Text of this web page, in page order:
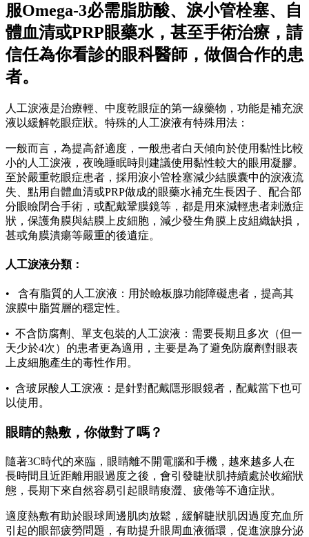
服Omega-3必需脂肪酸、淚小管栓塞、自
體血清或PRP眼藥水，甚至手術治療，請
信任為你看診的眼科醫師，做個合作的患
者。
人工淚液是治療輕、中度乾眼症的第一線藥物，功能是補充淚
液以緩解乾眼症狀。特殊的人工淚液有特殊用法：
一般而言，為提高舒適度，一般患者白天傾向於使用黏性比較
小的人工淚液，夜晚睡眠時則建議使用黏性較大的眼用凝膠。
至於嚴重乾眼症患者，採用淚小管栓塞減少結膜囊中的淚液流
失、點用自體血清或PRP做成的眼藥水補充生長因子、配合部
分眼瞼閉合手術，或配戴鞏膜鏡等，都是用來減輕患者刺激症
狀，保護角膜與結膜上皮細胞，減少發生角膜上皮組織缺損，
甚或角膜潰瘍等嚴重的後遺症。
人工淚液分類：
• 含有脂質的人工淚液：用於瞼板腺功能障礙患者，提高其
淚膜中脂質層的穩定性。
• 不含防腐劑、單支包裝的人工淚液：需要長期且多次（但一
天少於4次）的患者更為適用，主要是為了避免防腐劑對眼表
上皮細胞產生的毒性作用。
• 含玻尿酸人工淚液：是針對配戴隱形眼鏡者，配戴當下也可
以使用。
眼睛的熱敷，你做對了嗎？
隨著3C時代的來臨，眼睛離不開電腦和手機，越來越多人在
長時間且近距離用眼過度之後，會引發睫狀肌持續處於收縮狀
態，長期下來自然容易引起眼睛痠澀、疲倦等不適症狀。
適度熱敷有助於眼球周邊肌肉放鬆，緩解睫狀肌因過度充血所
引起的眼部疲勞問題，有助提升眼周血液循環，促進淚腺分泌